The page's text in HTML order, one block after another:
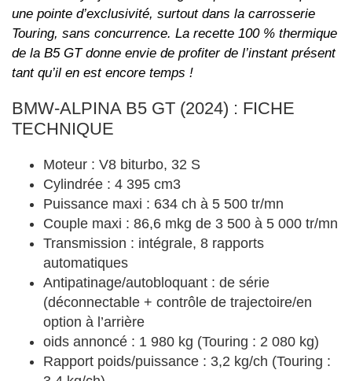
une pointe d’exclusivité, surtout dans la carrosserie
Touring, sans concurrence. La recette 100 % thermique
de la B5 GT donne envie de profiter de l’instant présent
tant qu’il en est encore temps !
BMW-ALPINA B5 GT (2024) : FICHE
TECHNIQUE
Moteur : V8 biturbo, 32 S
Cylindrée : 4 395 cm3
Puissance maxi : 634 ch à 5 500 tr/mn
Couple maxi : 86,6 mkg de 3 500 à 5 000 tr/mn
Transmission : intégrale, 8 rapports
automatiques
Antipatinage/autobloquant : de série
(déconnectable + contrôle de trajectoire/en
option à l’arrière
oids annoncé : 1 980 kg (Touring : 2 080 kg)
Rapport poids/puissance : 3,2 kg/ch (Touring :